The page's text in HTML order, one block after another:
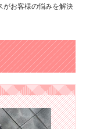
がお客様の悩みを解決